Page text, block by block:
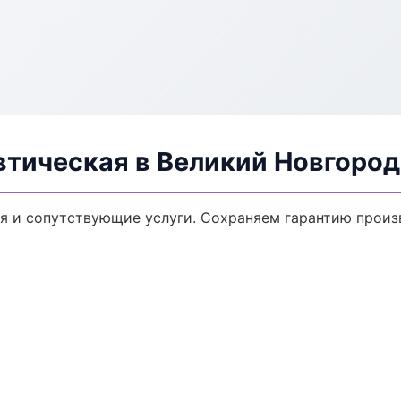
в Великий Новгород
и сопутствующие услуги. Сохраняем гарантию